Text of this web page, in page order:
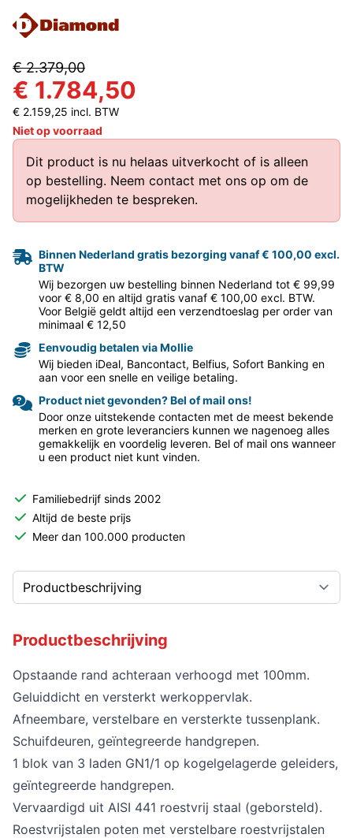
€ 2.379,00
€ 1.784,50
€ 2.159,25 incl. BTW
Niet op voorraad
Dit product is nu helaas uitverkocht of is alleen
op bestelling. Neem contact met ons op om de
mogelijkheden te bespreken.
Binnen Nederland gratis bezorging vanaf € 100,00 excl.
BTW
Wij bezorgen uw bestelling binnen Nederland tot € 99,99
voor € 8,00 en altijd gratis vanaf € 100,00 excl. BTW.
Voor België geldt altijd een verzendtoeslag per order van
minimaal € 12,50
Eenvoudig betalen via Mollie
Wij bieden iDeal, Bancontact, Belfius, Sofort Banking en
aan voor een snelle en veilige betaling.
Product niet gevonden? Bel of mail ons!
Door onze uitstekende contacten met de meest bekende
merken en grote leveranciers kunnen we nagenoeg alles
gemakkelijk en voordelig leveren. Bel of mail ons wanneer
u een product niet kunt vinden.
Familiebedrijf sinds 2002
Altijd de beste prijs
Meer dan 100.000 producten
Productbeschrijving
Opstaande rand achteraan verhoogd met 100mm.
Geluiddicht en versterkt werkoppervlak.
Afneembare, verstelbare en versterkte tussenplank.
Schuifdeuren, geïntegreerde handgrepen.
1 blok van 3 laden GN1/1 op kogelgelagerde geleiders,
geïntegreerde handgrepen.
Vervaardigd uit AISI 441 roestvrij staal (geborsteld).
Roestvrijstalen poten met verstelbare roestvrijstalen